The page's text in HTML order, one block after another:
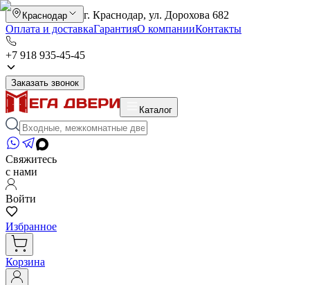
Краснодар
г. Краснодар, ул. Дорохова 682
Оплата и доставкаГарантияО компанииКонтакты
+7 918 935-45-45
Заказать звонок
Каталог
Свяжитесь
с нами
Войти
Избранное
Корзина